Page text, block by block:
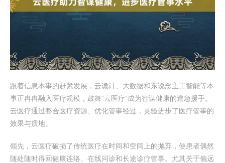
跟着信息本事的赶紧发展，云诡计、大数据和东说念主工智能等本
事正冉冉融入医疗规模，鼓舞“云医疗”成为智谋健康的遑急援手。
云医疗通过整合医疗资源、优化管事经过，灵验进步了医疗管事的
效果与质地。
领先，云医疗破损了传统医疗在时间和空间上的抛弃，使患者偶然
随处随时得回健康连络、在线问诊和长途诊疗管事。尤其关于偏远